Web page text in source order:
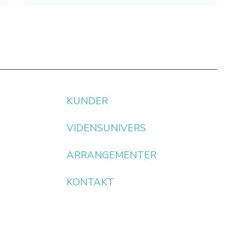
KUNDER
VIDENSUNIVERS
ARRANGEMENTER
KONTAKT